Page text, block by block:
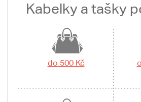
Kabelky a tašky
do 500 Kč